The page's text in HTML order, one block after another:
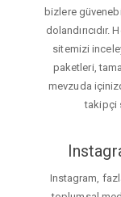
bizlere
sitemizi
paketleri,
mevzuda
takipçi
Instagram,